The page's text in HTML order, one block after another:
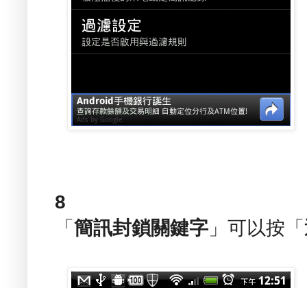
8
「 簡訊封鎖關鍵字 」可以按「